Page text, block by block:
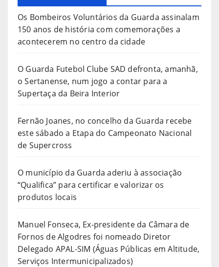
Os Bombeiros Voluntários da Guarda assinalam
150 anos de história com comemorações a
acontecerem no centro da cidade
O Guarda Futebol Clube SAD defronta, amanhã,
o Sertanense, num jogo a contar para a
Supertaça da Beira Interior
Fernão Joanes, no concelho da Guarda recebe
este sábado a Etapa do Campeonato Nacional
de Supercross
O município da Guarda aderiu à associação
“Qualifica” para certificar e valorizar os
produtos locais
Manuel Fonseca, Ex-presidente da Câmara de
Fornos de Algodres foi nomeado Diretor
Delegado APAL-SIM (Águas Públicas em Altitude,
Serviços Intermunicipalizados)